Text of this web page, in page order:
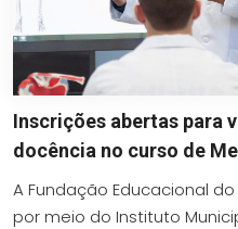
Inscrições abertas para
docência no curso de
A Fundação Educacional do
por meio do Instituto